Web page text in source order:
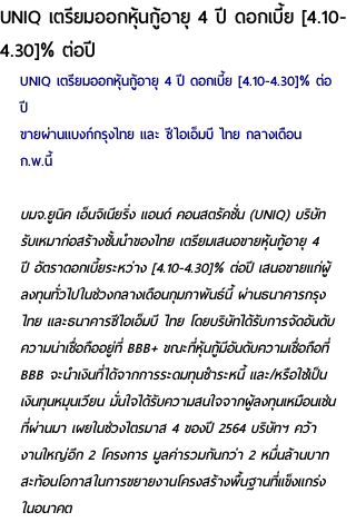
UNIQ เตรียมออกหุ้นกู้อายุ 4 ปี ดอกเบี้ย [4.10-
4.30]% ต่อปี
UNIQ เตรียมออกหุ้นกู้อายุ 4 ปี ดอกเบี้ย [4.10-4.30]% ต่อ
ปี
ขายผ่านแบงก์กรุงไทย และ ซีไอเอ็มบี ไทย กลางเดือน
ก.พ.นี้
บมจ.ยูนิค เอ็นจิเนียริ่ง แอนด์ คอนสตรัคชั่น (UNIQ) บริษัท
รับเหมาก่อสร้างชั้นนำของไทย เตรียมเสนอขายหุ้นกู้อายุ 4
ปี อัตราดอกเบี้ยระหว่าง [4.10-4.30]% ต่อปี เสนอขายแก่ผู้
ลงทุนทั่วไปในช่วงกลางเดือนกุมภาพันธ์นี้ ผ่านธนาคารกรุง
ไทย และธนาคารซีไอเอ็มบี ไทย โดยบริษัทได้รับการจัดอันดับ
ความน่าเชื่อถืออยู่ที่ BBB+ ขณะที่หุ้นกู้มีอันดับความเชื่อถือที่
BBB จะนำเงินที่ได้จากการระดมทุนชำระหนี้ และ/หรือใช้เป็น
เงินทุนหมุนเวียน มั่นใจได้รับความสนใจจากผู้ลงทุนเหมือนเช่น
ที่ผ่านมา เผยในช่วงไตรมาส 4 ของปี 2564 บริษัทฯ คว้า
งานใหญ่อีก 2 โครงการ มูลค่ารวมกันกว่า 2 หมื่นล้านบาท
สะท้อนโอกาสในการขยายงานโครงสร้างพื้นฐานที่แข็งแกร่ง
ในอนาคต